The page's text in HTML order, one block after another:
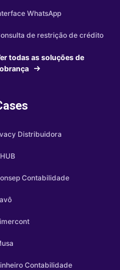
WhatsApp
de restrição de crédito
todas as soluções de
Distribuidora
Contabilidade
Contabilidade